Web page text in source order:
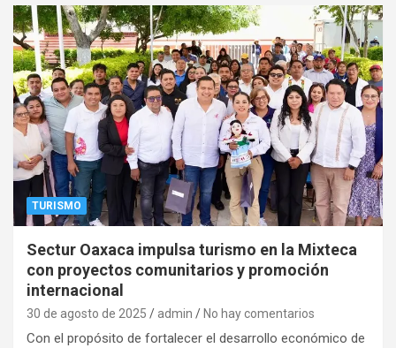
TURISMO
Sectur Oaxaca impulsa turismo en la Mixteca
con proyectos comunitarios y promoción
internacional
30 de agosto de 2025 admin No hay comentarios
Con el propósito de fortalecer el desarrollo económico de